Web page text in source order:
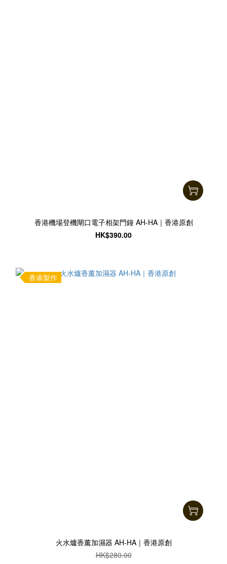
香港機場登機閘口電子相架門鐘 AH-HA｜香港原創
HK$390.00
香港製作
火水爐香薰加濕器 AH-HA｜香港原創
HK$280.00